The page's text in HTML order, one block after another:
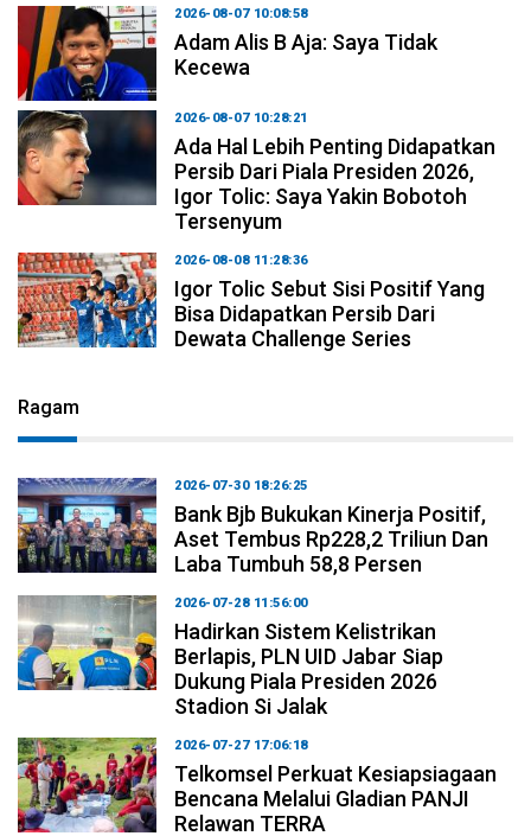
2026-08-07 10:08:58
Adam Alis B Aja: Saya Tidak
Kecewa
2026-08-07 10:28:21
Ada Hal Lebih Penting Didapatkan
Persib Dari Piala Presiden 2026,
Igor Tolic: Saya Yakin Bobotoh
Tersenyum
2026-08-08 11:28:36
Igor Tolic Sebut Sisi Positif Yang
Bisa Didapatkan Persib Dari
Dewata Challenge Series
Ragam
2026-07-30 18:26:25
Bank Bjb Bukukan Kinerja Positif,
Aset Tembus Rp228,2 Triliun Dan
Laba Tumbuh 58,8 Persen
2026-07-28 11:56:00
Hadirkan Sistem Kelistrikan
Berlapis, PLN UID Jabar Siap
Dukung Piala Presiden 2026
Stadion Si Jalak
2026-07-27 17:06:18
Telkomsel Perkuat Kesiapsiagaan
Bencana Melalui Gladian PANJI
Relawan TERRA